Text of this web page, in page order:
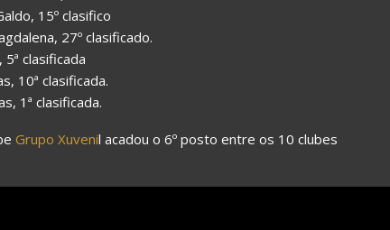
15º clasifico
27º clasificado.
clasificada
10ª clasificada.
1ª clasificada.
Grupo Xuvenil acadou o 6º posto entre os 10 clubes